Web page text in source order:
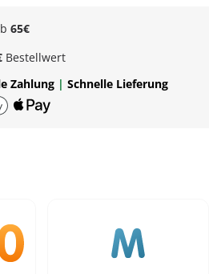
65€
Bestellwert
Zahlung | Schnelle Lieferung